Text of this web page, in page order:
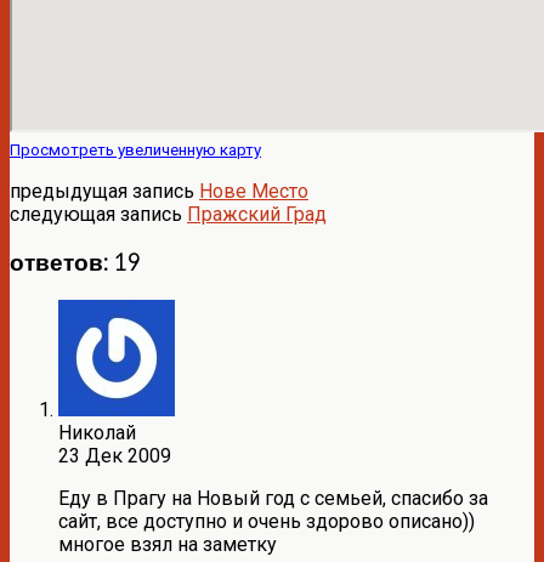
Просмотреть увеличенную карту
предыдущая запись Нове Место
следующая запись Пражский Град
ответов: 19
Николай
23 Дек 2009
Еду в Прагу на Новый год с семьей, спасибо за
сайт, все доступно и очень здорово описано))
многое взял на заметку